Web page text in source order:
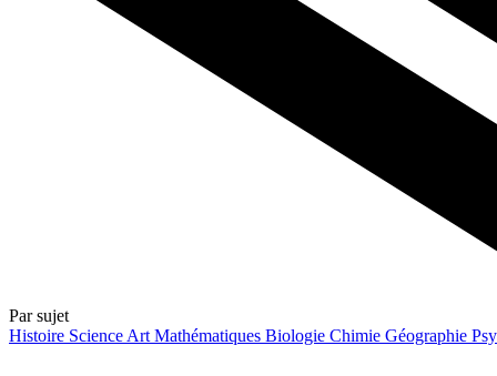
Par sujet
Histoire Science Art Mathématiques Biologie Chimie Géographie